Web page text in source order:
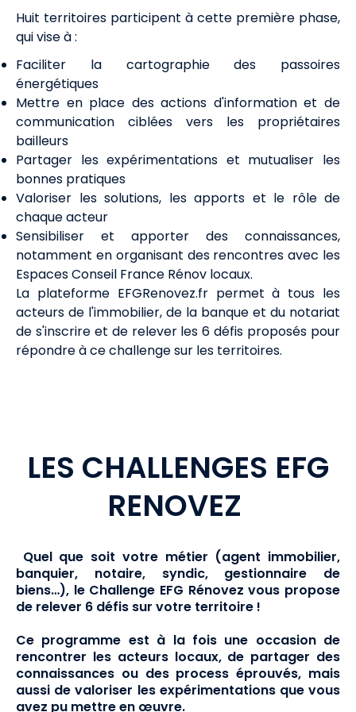
Huit territoires participent à cette première phase,
qui vise à :
Faciliter la cartographie des passoires
énergétiques
Mettre en place des actions d'information et de
communication ciblées vers les propriétaires
bailleurs
Partager les expérimentations et mutualiser les
bonnes pratiques
Valoriser les solutions, les apports et le rôle de
chaque acteur
Sensibiliser et apporter des connaissances,
notamment en organisant des rencontres avec les
Espaces Conseil France Rénov locaux.
La plateforme EFGRenovez.fr permet à tous les
acteurs de l'immobilier, de la banque et du notariat
de s'inscrire et de relever les 6 défis proposés pour
répondre à ce challenge sur les territoires.
LES CHALLENGES EFG
RENOVEZ
Quel que soit votre métier (agent immobilier,
banquier, notaire, syndic, gestionnaire de
biens…), le Challenge EFG Rénovez vous propose
de relever 6 défis sur votre territoire !
Ce programme est à la fois une occasion de
rencontrer les acteurs locaux, de partager des
connaissances ou des process éprouvés, mais
aussi de valoriser les expérimentations que vous
avez pu mettre en œuvre.